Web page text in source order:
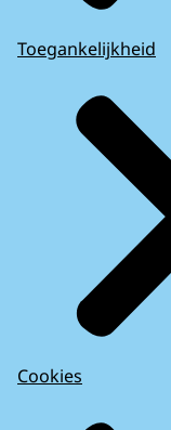
Toegankelijkheid
Cookies